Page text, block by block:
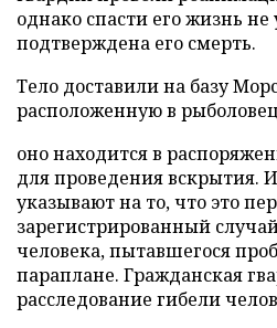
однако спасти его жизнь не
подтверждена его смерть.
Тело доставили на базу
расположенную в
оно находится в
для проведения вскрытия.
указывают на то, что это
зарегистрированный
человека, пытавшегося
параплане. Гражданская
расследование гибели